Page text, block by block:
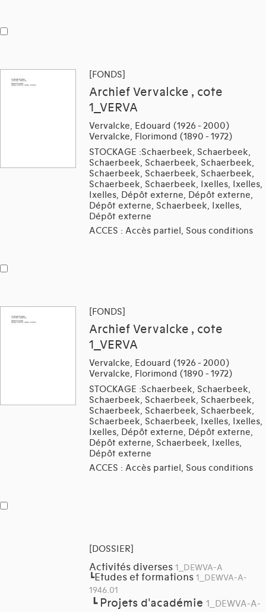
[FONDS]
Archief Vervalcke , cote
1_VERVA
Vervalcke, Edouard (1926 - 2000)
Vervalcke, Florimond (1890 - 1972)
STOCKAGE :Schaerbeek, Schaerbeek,
Schaerbeek, Schaerbeek, Schaerbeek,
Schaerbeek, Schaerbeek, Schaerbeek,
Schaerbeek, Schaerbeek, Ixelles, Ixelles,
Ixelles, Dépôt externe, Dépôt externe,
Dépôt externe, Schaerbeek, Ixelles,
Dépôt externe
ACCES : Accès partiel, Sous conditions
[FONDS]
Archief Vervalcke , cote
1_VERVA
Vervalcke, Edouard (1926 - 2000)
Vervalcke, Florimond (1890 - 1972)
STOCKAGE :Schaerbeek, Schaerbeek,
Schaerbeek, Schaerbeek, Schaerbeek,
Schaerbeek, Schaerbeek, Schaerbeek,
Schaerbeek, Schaerbeek, Ixelles, Ixelles,
Ixelles, Dépôt externe, Dépôt externe,
Dépôt externe, Schaerbeek, Ixelles,
Dépôt externe
ACCES : Accès partiel, Sous conditions
[DOSSIER]
Activités diverses 1_DEWVA-A
┗Etudes et formations 1_DEWVA-A-
1946.01
┗ Projets d'académie 1_DEWVA-A-